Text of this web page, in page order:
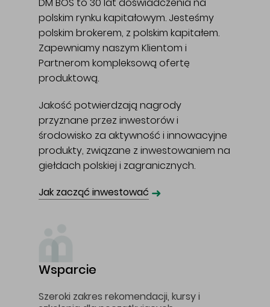
DM BOŚ to 30 lat doświadczenia na
polskim rynku kapitałowym. Jesteśmy
polskim brokerem, z polskim kapitałem.
Zapewniamy naszym Klientom i
Partnerom kompleksową ofertę
produktową.
Jakość potwierdzają nagrody
przyznane przez inwestorów i
środowisko za aktywność i innowacyjne
produkty, związane z inwestowaniem na
giełdach polskiej i zagranicznych.
Jak zacząć inwestować ➜
Wsparcie
Szeroki zakres rekomendacji, kursy i